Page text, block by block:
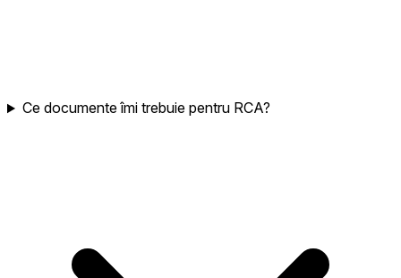
Ce documente îmi trebuie pentru RCA?